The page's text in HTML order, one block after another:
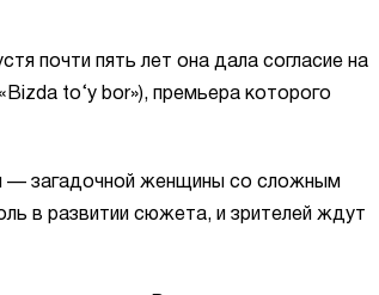
почти пять лет она дала согласие на
to‘y bor»), премьера которого
— загадочной женщины со сложным
в развитии сюжета, и зрителей ждут